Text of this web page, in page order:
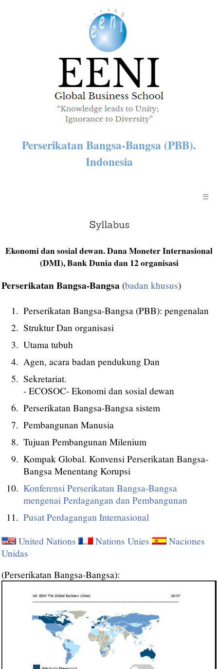
Perserikatan Bangsa-Bangsa (PBB).
Indonesia
☰
Ekonomi dan sosial dewan. Dana Moneter Internasional
(DMI), Bank Dunia dan 12 organisasi
Perserikatan Bangsa-Bangsa (badan khusus)
Perserikatan Bangsa-Bangsa (PBB): pengenalan
Struktur Dan organisasi
Utama tubuh
Agen, acara badan pendukung Dan
Sekretariat.
- ECOSOC- Ekonomi dan sosial dewan
Perserikatan Bangsa-Bangsa sistem
Pembangunan Manusia
Tujuan Pembangunan Milenium
Kompak Global. Konvensi Perserikatan Bangsa-
Bangsa Menentang Korupsi
Konferensi Perserikatan Bangsa-Bangsa
mengenai Perdagangan dan Pembangunan
Pusat Perdagangan Internasional
United Nations
Nations Unies
Naciones
Unidas
(Perserikatan Bangsa-Bangsa):